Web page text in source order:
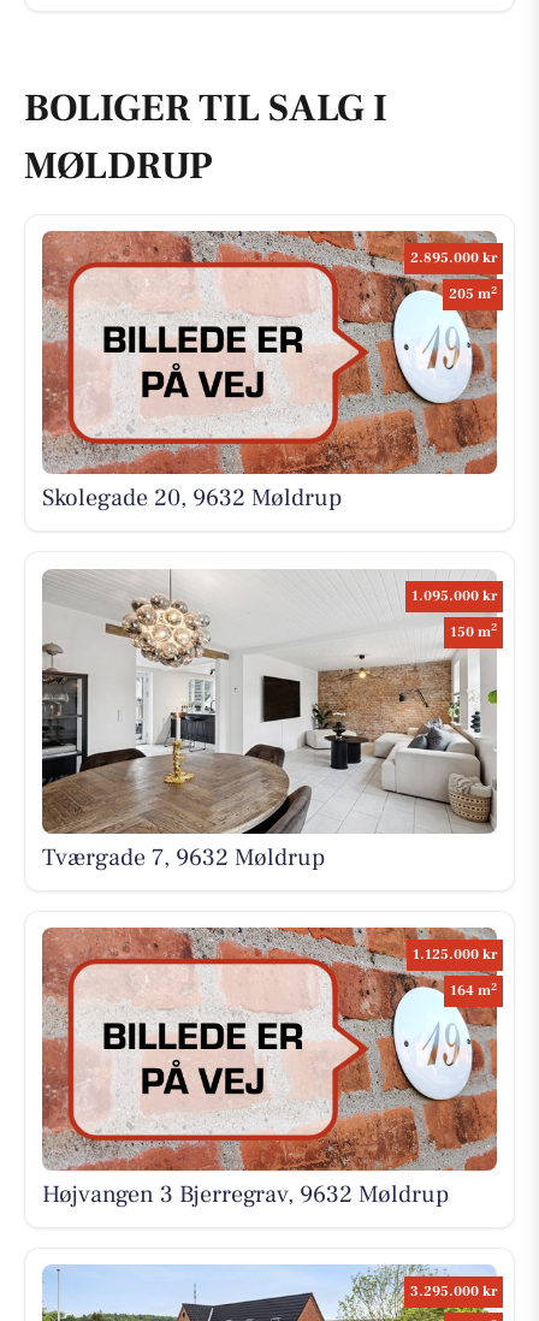
BOLIGER TIL SALG I
MØLDRUP
2.895.000 kr
205 m2
Skolegade 20, 9632 Møldrup
1.095.000 kr
150 m2
Tværgade 7, 9632 Møldrup
1.125.000 kr
164 m2
Højvangen 3 Bjerregrav, 9632 Møldrup
3.295.000 kr